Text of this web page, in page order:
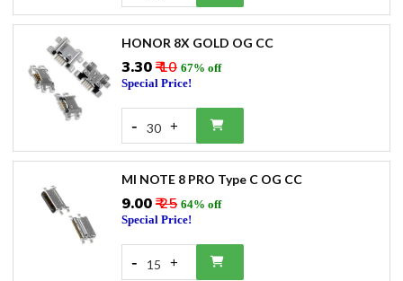
HONOR 8X GOLD OG CC
₹3.30₹ 10 67% off
Special Price!
- 30 +
MI NOTE 8 PRO Type C OG CC
₹9.00₹ 25 64% off
Special Price!
- 15 +